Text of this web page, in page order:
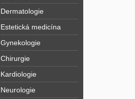
Dermatologie
Estetická medicína
Gynekologie
Chirurgie
Kardiologie
Neurologie